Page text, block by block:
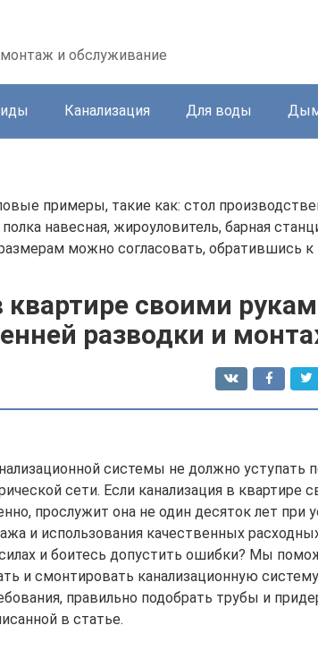
и обслуживание
Канализация Для воды
примеры, такие как: стол
навесная, жироуловитель, барная
можно согласовать, обратившись
квартире своими
разводки и
системы не должно уступать
сети. Если канализация в квартире
прослужит она не один десяток лет при
и использования качественных
и боитесь допустить ошибки? Мы
и смонтировать канализационную
правильно подобрать трубы и
в статье.